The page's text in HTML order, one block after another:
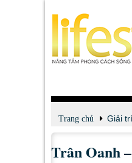
Trang chủ Giải trí
Xem - Nghe - Đọc
Trân Oanh